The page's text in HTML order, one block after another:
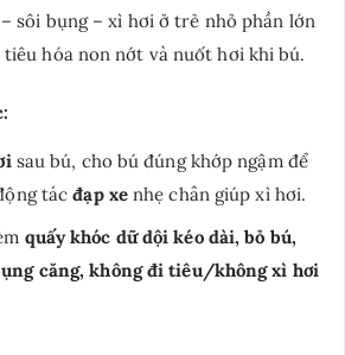
sôi bụng – xì hơi ở trẻ nhỏ phần lớn
tiêu hóa non nớt và nuốt hơi khi bú.
sau bú, cho bú đúng khớp ngậm để
tácđạp xenhẹ chân giúp xì hơi.
quấy khóc dữ dội kéo dài, bỏ bú,
căng, không đi tiêu/không xì hơi